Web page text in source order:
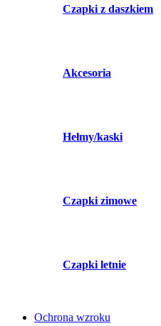
Czapki z daszkiem
Akcesoria
Hełmy/kaski
Czapki zimowe
Czapki letnie
Ochrona wzroku